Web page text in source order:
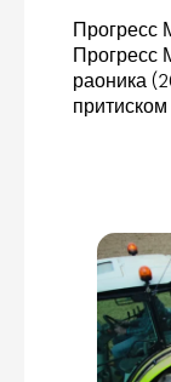
Прогресс
Прогресс
раоника